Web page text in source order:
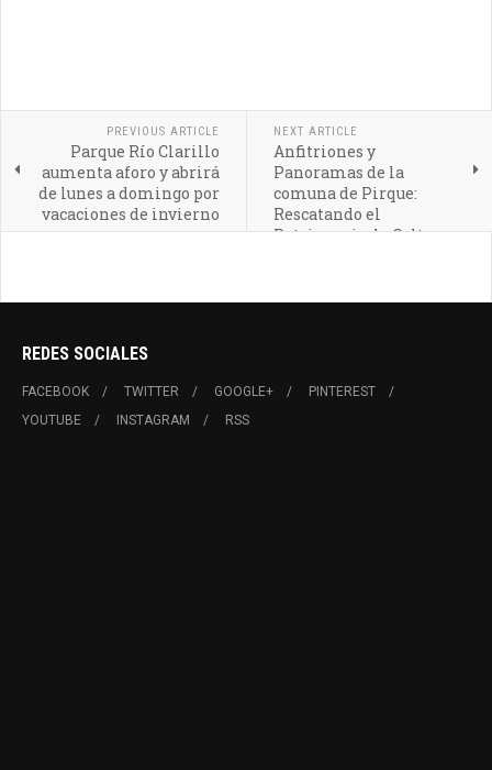
PREVIOUS ARTICLE
Parque Río Clarillo
aumenta aforo y abrirá
de lunes a domingo por
vacaciones de invierno
NEXT ARTICLE
Anfitriones y
Panoramas de la
comuna de Pirque:
Rescatando el
Patrimonio, la Cultura y
REDES SOCIALES
FACEBOOK TWITTER GOOGLE+
PINTEREST
YOUTUBE
INSTAGRAM RSS